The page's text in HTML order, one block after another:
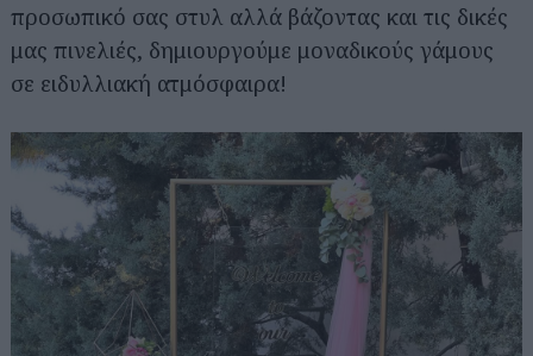
προσωπικό σας στυλ αλλά βάζοντας και τις δικές
μας πινελιές, δημιουργούμε μοναδικούς γάμους
σε ειδυλλιακή ατμόσφαιρα!